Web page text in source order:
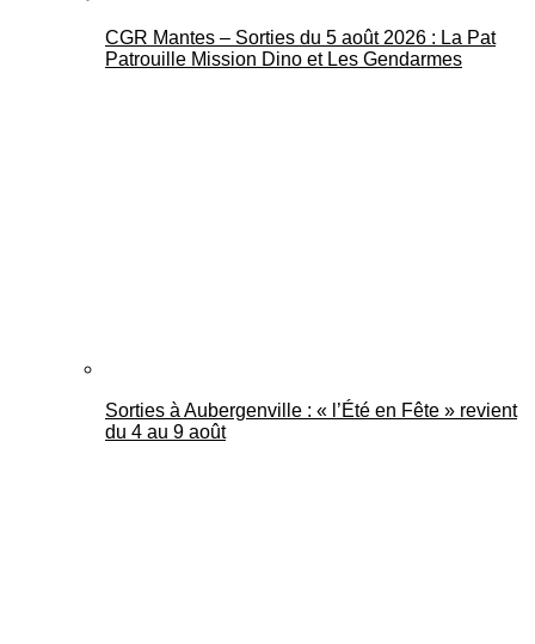
CGR Mantes – Sorties du 5 août 2026 : La Pat
Patrouille Mission Dino et Les Gendarmes
Sorties à Aubergenville : « l’Été en Fête » revient
du 4 au 9 août